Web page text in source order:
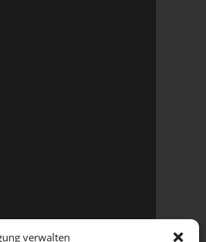
verwalten